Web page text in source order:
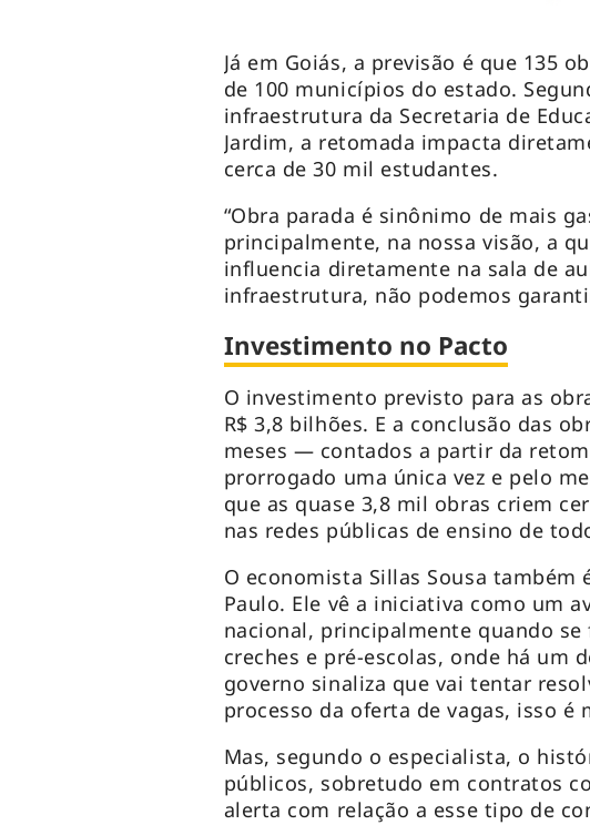
Já em Goiás, a previsão é que 135
de 100 municípios do estado.
infraestrutura da Secretaria de
Jardim, a retomada impacta
cerca de 30 mil estudantes.
“Obra parada é sinônimo de mais
principalmente, na nossa visão, a
influencia diretamente na sala de
infraestrutura, não podemos
Investimento no Pacto
O investimento previsto para as
R$ 3,8 bilhões. E a conclusão das
meses — contados a partir da
prorrogado uma única vez e pelo
que as quase 3,8 mil obras criem
nas redes públicas de ensino de
O economista Sillas Sousa também
Paulo. Ele vê a iniciativa como um
nacional, principalmente quando
creches e pré-escolas, onde há um
governo sinaliza que vai tentar
processo da oferta de vagas, isso é
Mas, segundo o especialista, o
públicos, sobretudo em contratos
alerta com relação a esse tipo de